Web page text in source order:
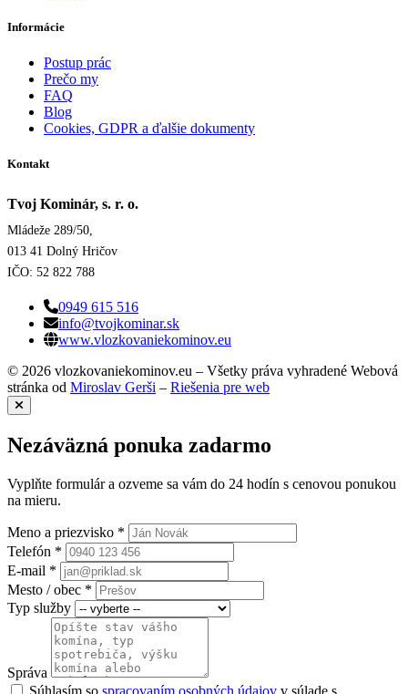
Informácie
Postup prác
Prečo my
FAQ
Blog
Cookies, GDPR a ďalšie dokumenty
Kontakt
Tvoj Kominár, s. r. o.
Mládeže 289/50,
013 41 Dolný Hričov
IČO: 52 822 788
0949 615 516
info@tvojkominar.sk
www.vlozkovaniekominov.eu
© 2026 vlozkovaniekominov.eu – Všetky práva vyhradené Webová
stránka od Miroslav Gerši – Riešenia pre web
Nezáväzná ponuka zadarmo
Vyplňte formulár a ozveme sa vám do 24 hodín s cenovou ponukou
na mieru.
Meno a priezvisko *
Telefón *
E-mail *
Mesto / obec *
Typ služby
Správa
Súhlasím so spracovaním osobných údajov v súlade s